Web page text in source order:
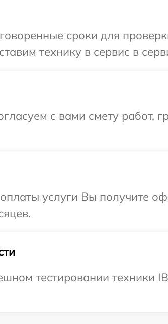
сроки для
технику в сервис в
с вами смету работ,
услуги Вы получите
тестировании техники